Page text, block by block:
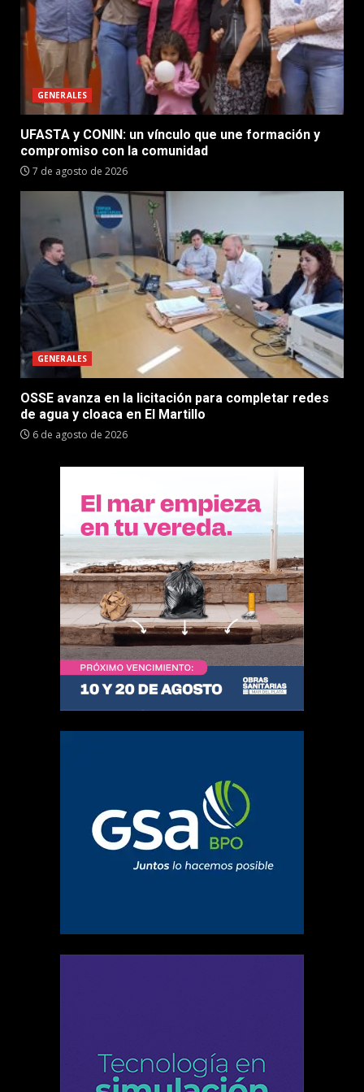
GENERALES
UFASTA y CONIN: un vínculo que une formación y
compromiso con la comunidad
7 de agosto de 2026
GENERALES
OSSE avanza en la licitación para completar redes
de agua y cloaca en El Martillo
6 de agosto de 2026